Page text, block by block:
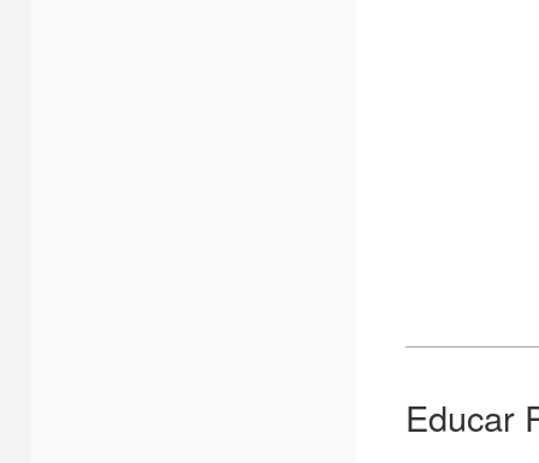
Educar